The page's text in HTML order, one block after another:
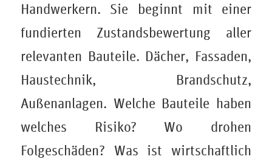
Handwerkern. Sie beginnt mit einer
fundierten Zustandsbewertung aller
relevanten Bauteile. Dächer, Fassaden,
Haustechnik, Brandschutz,
Außenanlagen. Welche Bauteile haben
welches Risiko? Wo drohen
Folgeschäden? Was ist wirtschaftlich